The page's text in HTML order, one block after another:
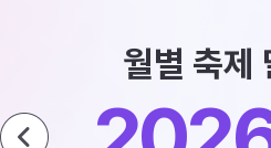
월별 축제